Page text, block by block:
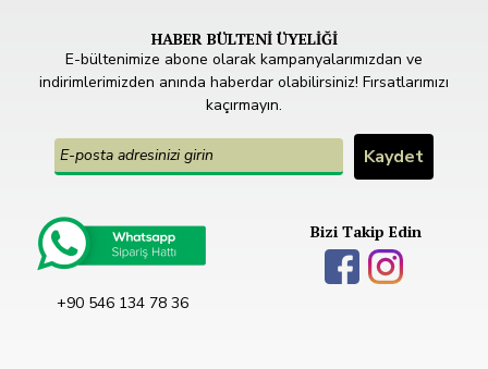
HABER BÜLTENİ ÜYELİĞİ
E-bültenimize abone olarak kampanyalarımızdan ve
indirimlerimizden anında haberdar olabilirsiniz! Fırsatlarımızı
kaçırmayın.
+90 546 134 78 36
Bizi Takip Edin